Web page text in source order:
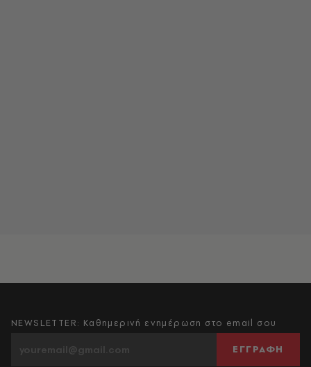
NEWSLETTER: Καθημερινή ενημέρωση στο email σου
ΕΓΓΡΑΦΗ